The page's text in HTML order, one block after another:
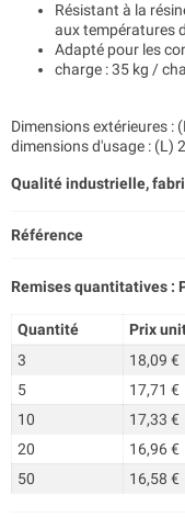
Résistant à la
aux températures
Adapté pour les
charge : 35 kg /
Dimensions extérieures :
dimensions d'usage : (L)
Qualité industrielle,
Référence
Remises quantitatives :
Quantité Prix
3
18,09 €
5
17,71 €
10
17,33 €
20
16,96 €
50
16,58 €